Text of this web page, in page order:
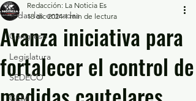
Todas las entradas
Congreso
Legislatura
SEDECO
GEM
Avanza iniciativa para
fortalecer el control de
Redacción: La Noticia Es
18 dic 2024 1 min de lectura